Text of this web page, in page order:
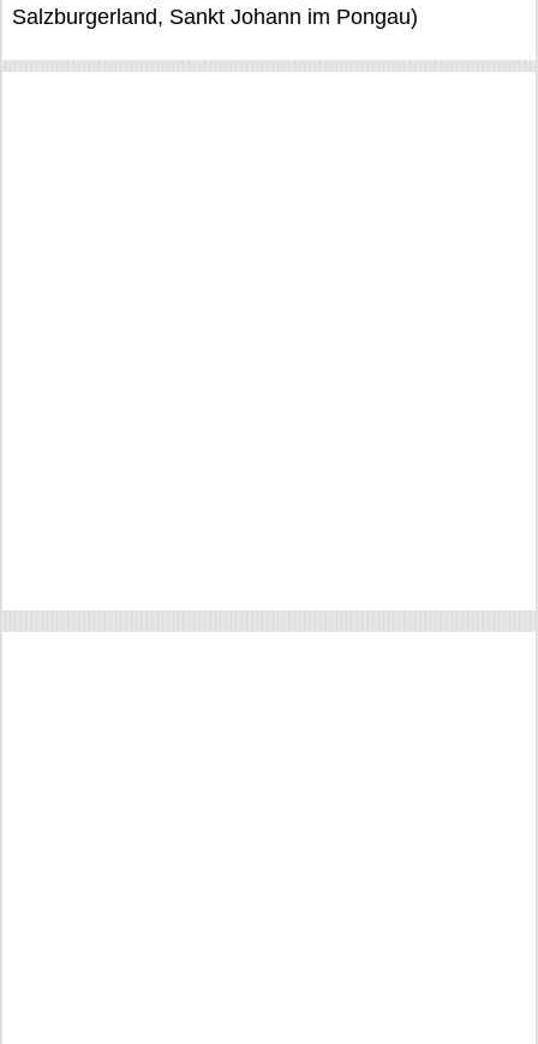
Salzburgerland, Sankt Johann im Pongau)